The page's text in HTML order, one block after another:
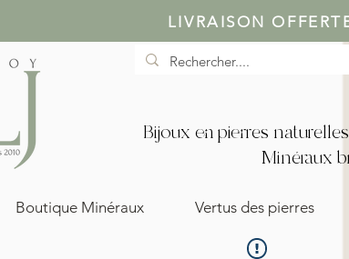
LIVRAISON
Bijoux en pierres
Minéraux
Boutique Minéraux Vertus des pierres